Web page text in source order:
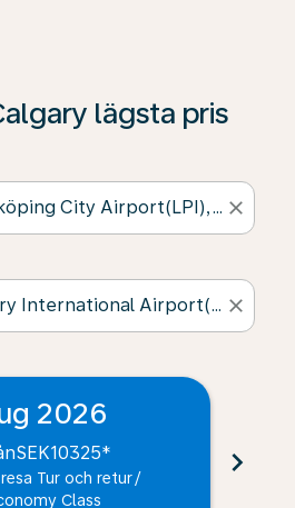
lägsta pris
close
close
2026
SEK10325*
Tur och retur /
Class
chevron_right